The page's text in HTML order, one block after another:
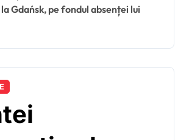
Gdańsk, pe fondul absenței lui